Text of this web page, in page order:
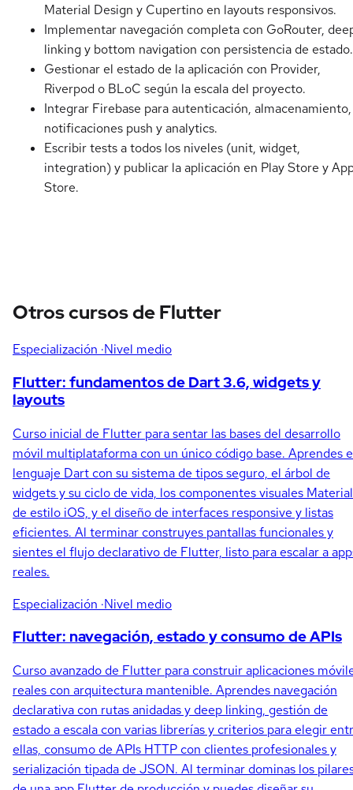
Material Design y Cupertino en layouts responsivos.
Implementar navegación completa con GoRouter,
linking y bottom navigation con persistencia de estado.
Gestionar el estado de la aplicación con Provider,
Riverpod o BLoC según la escala del proyecto.
Integrar Firebase para autenticación, almacenamiento,
notificaciones push y analytics.
Escribir tests a todos los niveles (unit, widget,
integration) y publicar la aplicación en Play Store y
Store.
Otros cursos de Flutter
Especialización ·Nivel medio
Flutter: fundamentos de Dart 3.6, widgets y
layouts
Curso inicial de Flutter para sentar las bases del desarrollo
móvil multiplataforma con un único código base. Aprendes
lenguaje Dart con su sistema de tipos seguro, el árbol de
widgets y su ciclo de vida, los componentes visuales
de estilo iOS, y el diseño de interfaces responsive y listas
eficientes. Al terminar construyes pantallas funcionales y
sientes el flujo declarativo de Flutter, listo para escalar a
reales.
Especialización ·Nivel medio
Flutter: navegación, estado y consumo de APIs
Curso avanzado de Flutter para construir aplicaciones
reales con arquitectura mantenible. Aprendes navegación
declarativa con rutas anidadas y deep linking, gestión de
estado a escala con varias librerías y criterios para elegir
ellas, consumo de APIs HTTP con clientes profesionales y
serialización tipada de JSON. Al terminar dominas los